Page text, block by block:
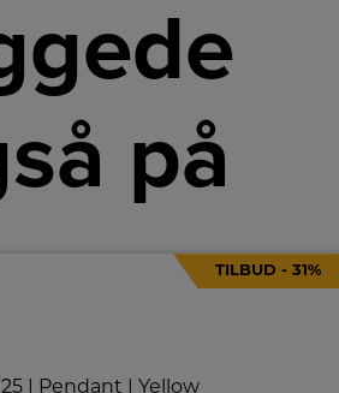
på
TILBUD - 31%